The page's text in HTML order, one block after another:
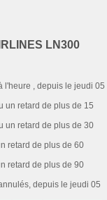
LN300
l'heure , depuis le jeudi 05
un retard de plus de 15
un retard de plus de 30
retard de plus de 60
retard de plus de 90
depuis le jeudi 05